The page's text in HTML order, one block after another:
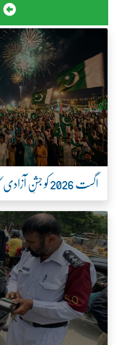
اگست 2026 کو جشنِ آزادی کا یادگار مہینہ بنانے کا فیصلہ